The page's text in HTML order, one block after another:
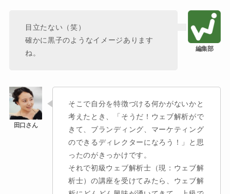
目立たない（笑）
確かに黒子のようなイメージあります
ね。
そこで自分を特徴づける何かがないかと
考えたとき、「そうだ！ウェブ解析がで
きて、ブランディング、マーケティング
のできるディレクターになろう！」と思
ったのがきっかけです。
それで初級ウェブ解析士（現：ウェブ解
析士）の講座を受けてみたら、ウェブ解